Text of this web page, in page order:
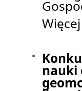
nauki